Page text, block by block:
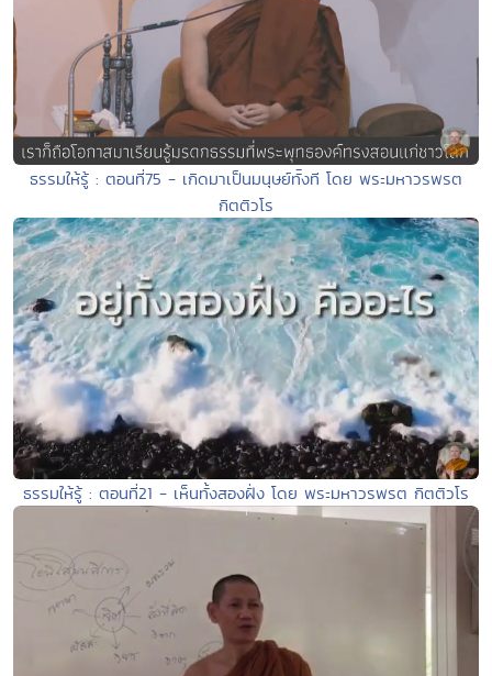
ธรรมให้รู้ : ตอนที่75 - เกิดมาเป็นมนุษย์ทัังที โดย พระมหาวรพรต
กิตติวโร
ธรรมให้รู้ : ตอนที่21 - เห็นทั้งสองฝั่ง โดย พระมหาวรพรต กิตติวโร